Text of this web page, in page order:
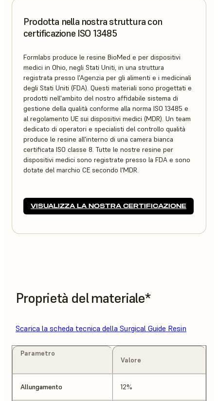
Prodotta nella nostra struttura con
certificazione ISO 13485
Formlabs produce le resine BioMed e per dispositivi
medici in Ohio, negli Stati Uniti, in una struttura
registrata presso l'Agenzia per gli alimenti e i medicinali
degli Stati Uniti (FDA). Questi materiali sono progettati e
prodotti nell'ambito del nostro affidabile sistema di
gestione della qualità conforme alla norma ISO 13485 e
al regolamento UE sui dispositivi medici (MDR). Un team
dedicato di operatori e specialisti del controllo qualità
produce le resine all'interno di una camera bianca
certificata ISO classe 8. Tutte le nostre resine per
dispositivi medici sono registrate presso la FDA e sono
dotate del marchio CE secondo l'MDR.
VISUALIZZA LA NOSTRA CERTIFICAZIONE
Proprietà del materiale*
Scarica la scheda tecnica della Surgical Guide Resin
Parametro
Valore
Allungamento 12%